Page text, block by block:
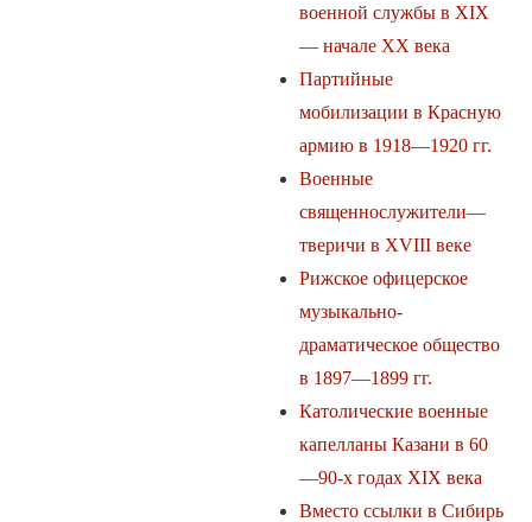
военной службы в XIX
— начале ХХ века
Партийные
мобилизации в Красную
армию в 1918—1920 гг.
Военные
священнослужители—
тверичи в XVIII веке
Рижское офицерское
музыкально-
драматическое общество
в 1897—1899 гг.
Католические военные
капелланы Казани в 60
—90-х годах XIX века
Вместо ссылки в Сибирь